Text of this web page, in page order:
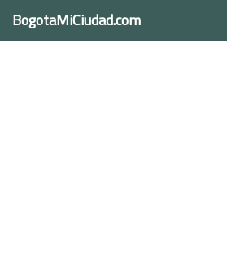
BogotaMiCiudad.com